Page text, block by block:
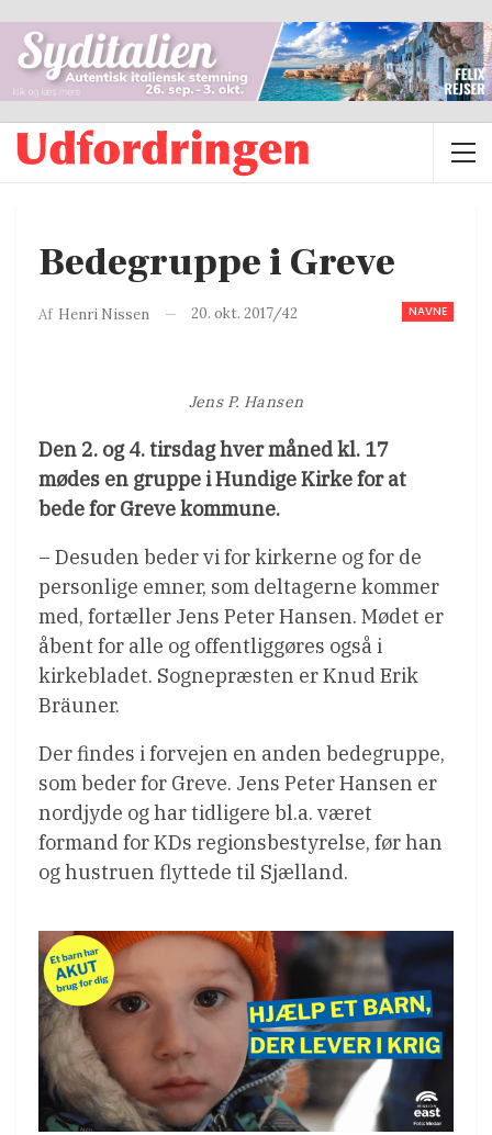
Bedegruppe i Greve
NAVNE
Af Henri Nissen 20. okt. 2017/42
Jens P. Hansen
Den 2. og 4. tirsdag hver måned kl. 17
mødes en gruppe i Hundige Kirke for at
bede for Greve kommune.
– Desuden beder vi for kirkerne og for de
personlige emner, som deltagerne kommer
med, fortæller Jens Peter Hansen. Mødet er
åbent for alle og offentliggøres også i
kirkebladet. Sognepræsten er Knud Erik
Bräuner.
Der findes i forvejen en anden bedegruppe,
som beder for Greve. Jens Peter Hansen er
nordjyde og har tidligere bl.a. været
formand for KDs regionsbestyrelse, før han
og hustruen flyttede til Sjælland.